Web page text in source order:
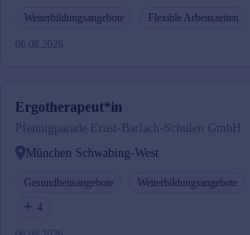
Weiterbildungsangebote Flexible Arbeitszeiten
06.08.2026
Ergotherapeut*in
Pfennigparade Ernst-Barlach-Schulen GmbH
München Schwabing-West
Gesundheitsangebote Weiterbildungsangebote
4